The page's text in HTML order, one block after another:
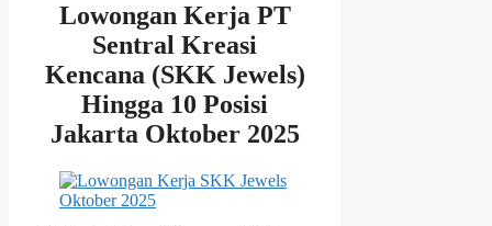
Lowongan Kerja PT
Sentral Kreasi
Kencana (SKK Jewels)
Hingga 10 Posisi
Jakarta Oktober 2025